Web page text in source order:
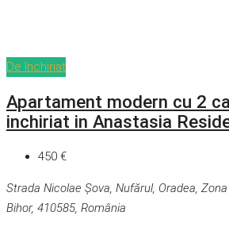
De închiriat
Apartament modern cu 2
inchiriat in Anastasia
450 €
Strada Nicolae Șova, Nufărul, Oradea,
Bihor, 410585, România